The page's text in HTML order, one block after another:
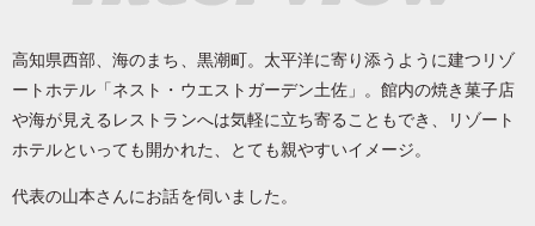
高知県西部、海のまち、黒潮町。太平洋に寄り添うように建つリゾ
ートホテル「ネスト・ウエストガーデン土佐」。館内の焼き菓子店
や海が見えるレストランへは気軽に立ち寄ることもでき、リゾート
ホテルといっても開かれた、とても親やすいイメージ。
代表の山本さんにお話を伺いました。